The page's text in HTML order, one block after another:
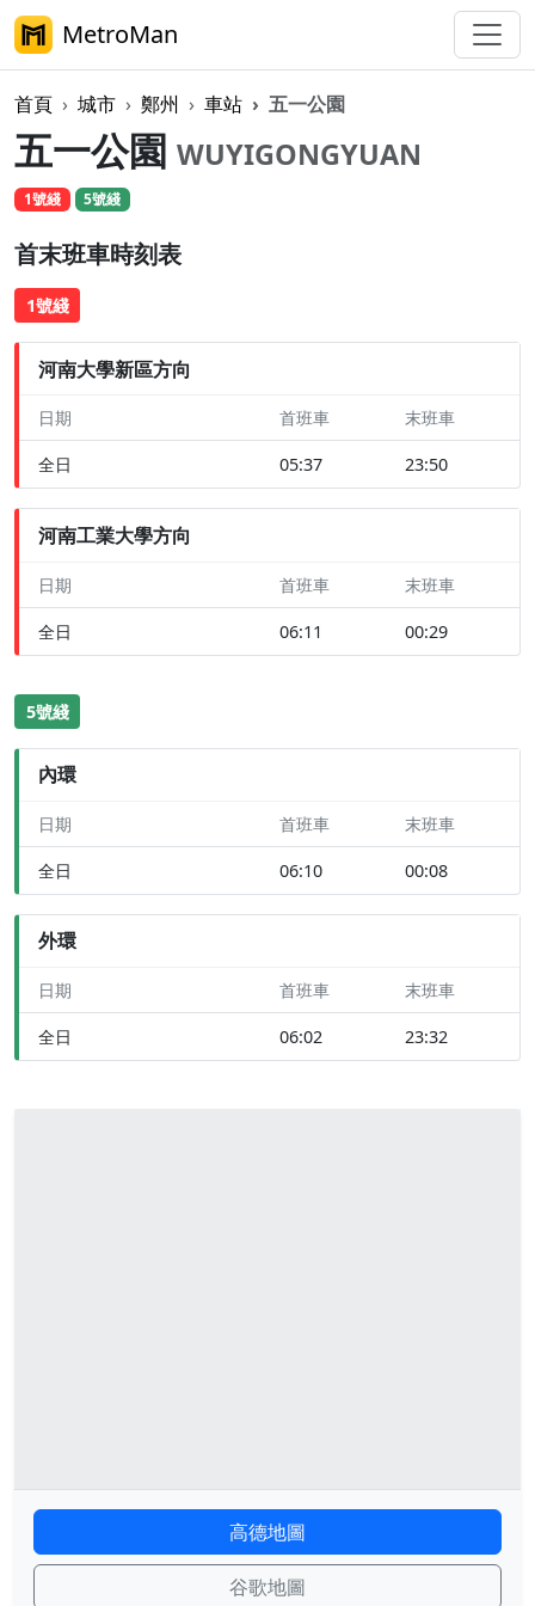
MetroMan
首頁 城市 鄭州 車站 五一公園
五一公園 WUYIGONGYUAN
1號綫 5號綫
首末班車時刻表
1號綫
河南大學新區方向
日期 首班車 末班車
全日 05:37 23:50
河南工業大學方向
日期 首班車 末班車
全日 06:11 00:29
5號綫
內環
日期 首班車 末班車
全日 06:10 00:08
外環
日期 首班車 末班車
全日 06:02 23:32
高德地圖
谷歌地圖